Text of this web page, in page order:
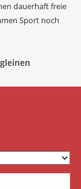
dauerhaft freie
Sport noch